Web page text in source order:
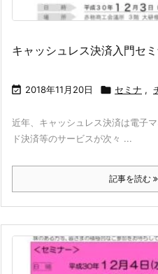
キャッシュレス決済入門セ
 2018年11月20日  セミナ ,
近年、キャッシュレス決済は電子
ド決済等のサービスが次々 ...
記事を読む